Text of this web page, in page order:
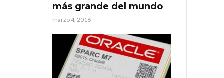
más grande del mundo
marzo 4, 2016